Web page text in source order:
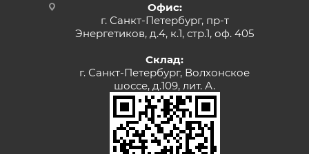
Офис:
г. Санкт-Петербург, пр-т
Энергетиков, д.4, к.1, стр.1, оф. 405
Склад:
г. Санкт-Петербург, Волхонское
шоссе, д.109, лит. А.